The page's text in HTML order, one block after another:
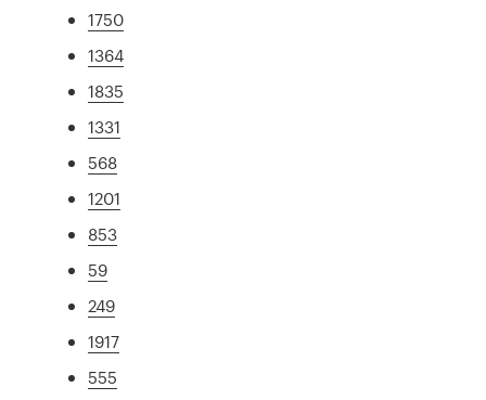
1750
1364
1835
1331
568
1201
853
59
249
1917
555